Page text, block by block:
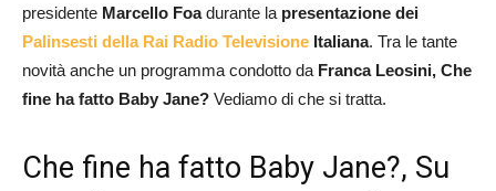
presidente Marcello Foadurante la presentazione dei
Palinsesti della Rai Radio Televisione Italiana. Tra le tante
novità anche un programma condotto da Franca Leosini, Che
fine ha fatto Baby Jane? Vediamo di che si tratta.
Che fine ha fatto Baby Jane?, Su